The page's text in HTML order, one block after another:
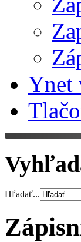
Ynet
Hľadať...